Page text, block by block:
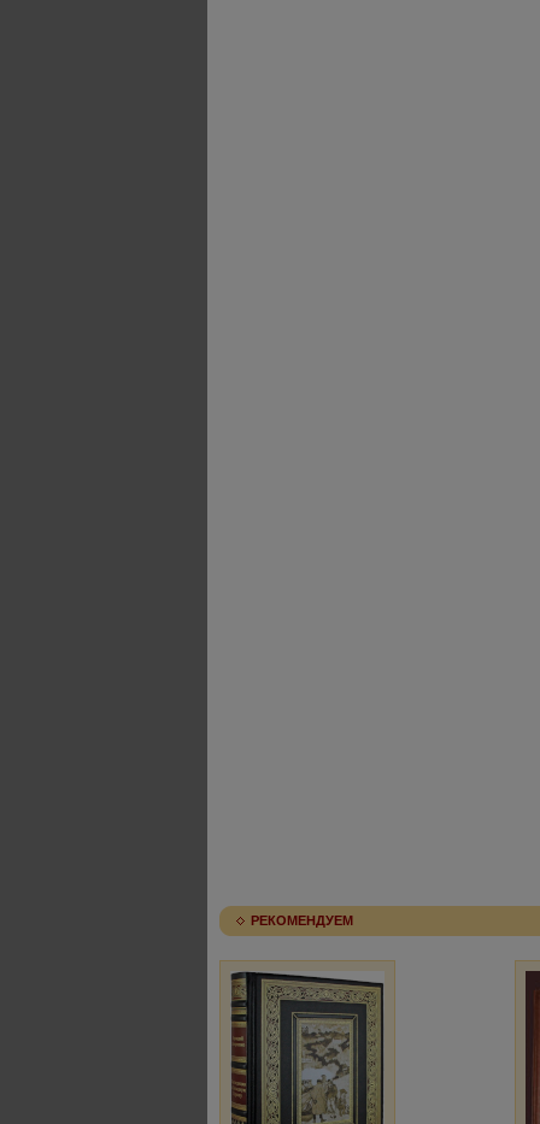
РЕКОМЕНДУЕМ